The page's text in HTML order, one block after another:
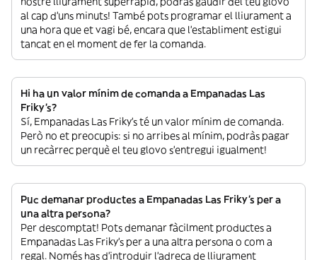
al cap d’uns minuts! També pots programar el lliurament a
una hora que et vagi bé, encara que l’establiment estigui
tancat en el moment de fer la comanda.
Hi ha un valor mínim de comanda a Empanadas Las
Friky's?
Sí, Empanadas Las Friky's té un valor mínim de comanda.
Però no et preocupis: si no arribes al mínim, podràs pagar
un recàrrec perquè el teu glovo s’entregui igualment!
Puc demanar productes a Empanadas Las Friky's per a
una altra persona?
Per descomptat! Pots demanar fàcilment productes a
Empanadas Las Friky's per a una altra persona o com a
regal. Només has d’introduir l’adreça de lliurament